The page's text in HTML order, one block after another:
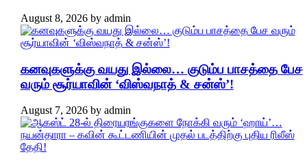
August 8, 2026by admin
கனவுகளுக்கு வயது இல்லை… குடும்ப பாசத்தை பேச
வரும் சூர்யாவின் ‘விஸ்வநாத் & சன்ஸ்’!
August 7, 2026by admin